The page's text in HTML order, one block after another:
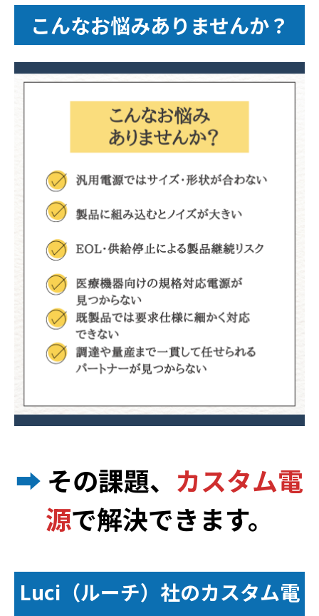
こんなお悩みありませんか？
➡ その課題、 カスタム電
源で解決できます。
Luci（ルーチ）社のカスタム電